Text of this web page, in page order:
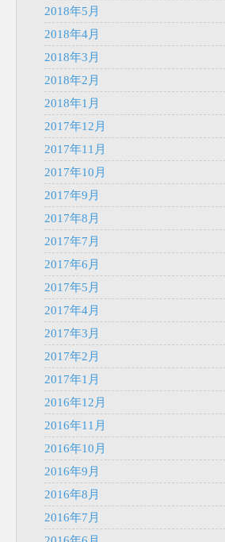
2018年5月
2018年4月
2018年3月
2018年2月
2018年1月
2017年12月
2017年11月
2017年10月
2017年9月
2017年8月
2017年7月
2017年6月
2017年5月
2017年4月
2017年3月
2017年2月
2017年1月
2016年12月
2016年11月
2016年10月
2016年9月
2016年8月
2016年7月